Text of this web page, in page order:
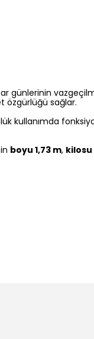
günlerinin
özgürlüğü sağlar.
kullanımda
boyu 1,73 m, kilosu